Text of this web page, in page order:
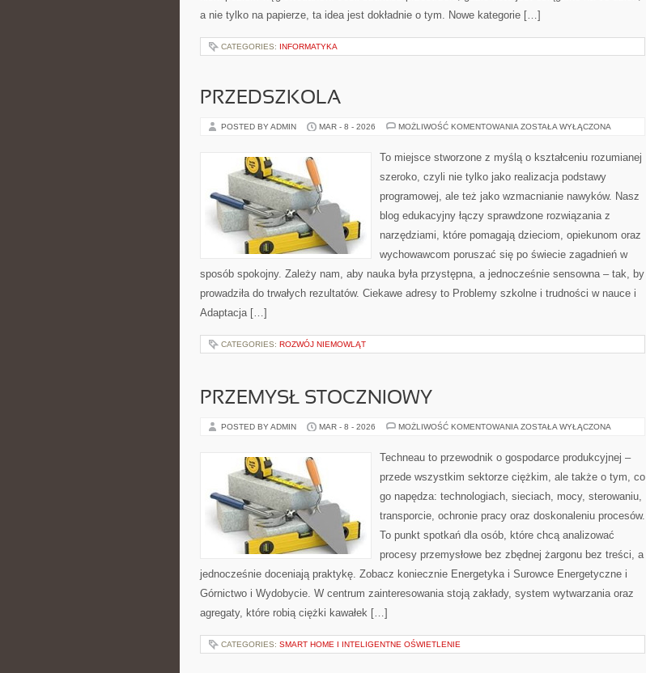
a nie tylko na papierze, ta idea jest dokładnie o tym. Nowe kategorie […]
CATEGORIES: INFORMATYKA
PRZEDSZKOLA
POSTED BY ADMIN MAR - 8 - 2026 MOŻLIWOŚĆ KOMENTOWANIA PRZEDSZKOLA
ZOSTAŁA WYŁĄCZONA
To miejsce stworzone z myślą o kształceniu rozumianej
szeroko, czyli nie tylko jako realizacja podstawy
programowej, ale też jako wzmacnianie nawyków. Nasz
blog edukacyjny łączy sprawdzone rozwiązania z
narzędziami, które pomagają dzieciom, opiekunom oraz
wychowawcom poruszać się po świecie zagadnień w
sposób spokojny. Zależy nam, aby nauka była przystępna, a jednocześnie sensowna – tak, by
prowadziła do trwałych rezultatów. Ciekawe adresy to Problemy szkolne i trudności w nauce i
Adaptacja […]
CATEGORIES: ROZWÓJ NIEMOWLĄT
PRZEMYSŁ STOCZNIOWY
POSTED BY ADMIN MAR - 8 - 2026 MOŻLIWOŚĆ KOMENTOWANIA PRZEMYSŁ
ZOSTAŁA WYŁĄCZONA
Techneau to przewodnik o gospodarce produkcyjnej –
przede wszystkim sektorze ciężkim, ale także o tym, co
go napędza: technologiach, sieciach, mocy, sterowaniu,
transporcie, ochronie pracy oraz doskonaleniu procesów.
To punkt spotkań dla osób, które chcą analizować
procesy przemysłowe bez zbędnej żargonu bez treści, a
jednocześnie doceniają praktykę. Zobacz koniecznie Energetyka i Surowce Energetyczne i
Górnictwo i Wydobycie. W centrum zainteresowania stoją zakłady, system wytwarzania oraz
agregaty, które robią ciężki kawałek […]
CATEGORIES: SMART HOME I INTELIGENTNE OŚWIETLENIE